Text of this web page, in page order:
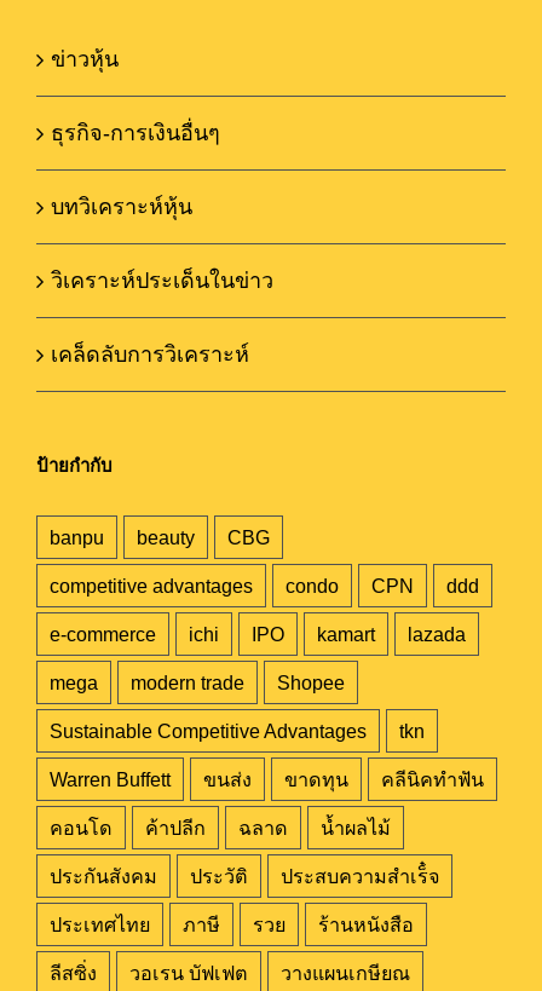
ข่าวหุ้น
ธุรกิจ-การเงินอื่นๆ
บทวิเคราะห์หุ้น
วิเคราะห์ประเด็นในข่าว
เคล็ดลับการวิเคราะห์
ป้ายกำกับ
banpu beauty CBG
competitive advantages condo CPN ddd
e-commerce ichi IPO kamart lazada
mega modern trade Shopee
Sustainable Competitive Advantages tkn
Warren Buffett ขนส่ง ขาดทุน คลีนิคทำฟัน
คอนโด ค้าปลีก ฉลาด น้ำผลไม้
ประกันสังคม ประวัติ ประสบความสำเร็๋จ
ประเทศไทย ภาษี รวย ร้านหนังสือ
ลีสซิ่ง วอเรน บัฟเฟต วางแผนเกษียณ